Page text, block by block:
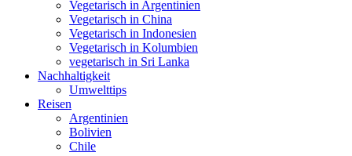
Vegetarisch in Argentinien
Vegetarisch in China
Vegetarisch in Indonesien
Vegetarisch in Kolumbien
vegetarisch in Sri Lanka
Nachhaltigkeit
Umwelttips
Reisen
Argentinien
Bolivien
Chile